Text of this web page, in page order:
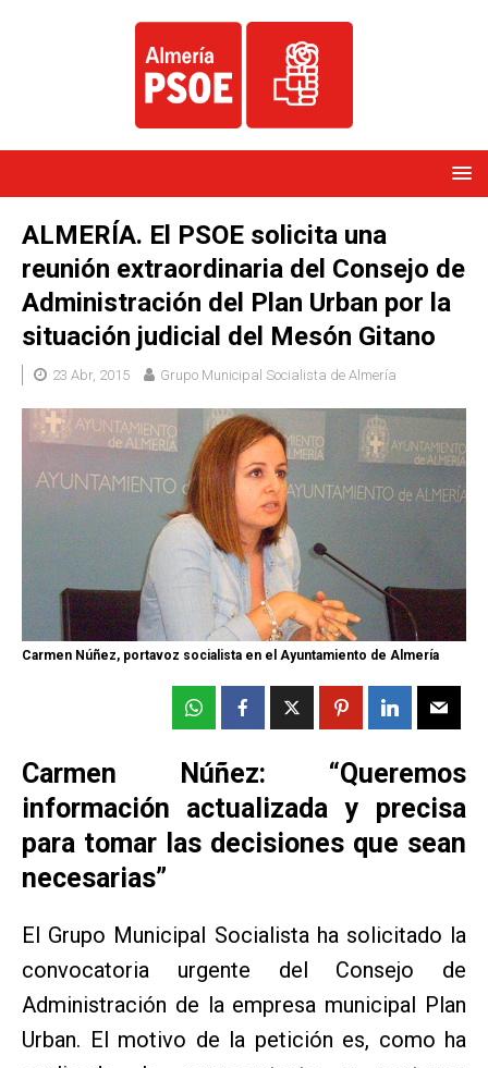
ALMERÍA. El PSOE solicita una
reunión extraordinaria del Consejo de
Administración del Plan Urban por la
situación judicial del Mesón Gitano
23 Abr, 2015 Grupo Municipal Socialista de Almería
Carmen Núñez, portavoz socialista en el Ayuntamiento de Almería
Carmen Núñez: “Queremos
información actualizada y precisa
para tomar las decisiones que sean
necesarias”
El Grupo Municipal Socialista ha solicitado la
convocatoria urgente del Consejo de
Administración de la empresa municipal Plan
Urban. El motivo de la petición es, como ha